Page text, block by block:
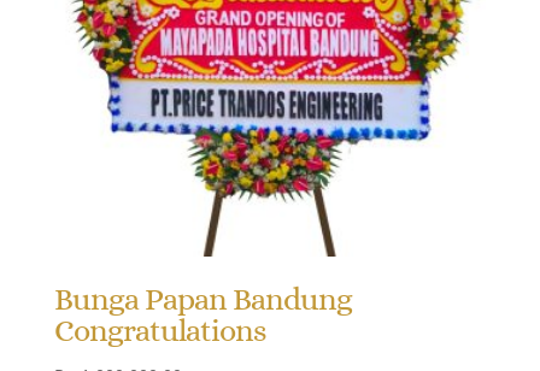
Bunga Papan Bandung
Congratulations